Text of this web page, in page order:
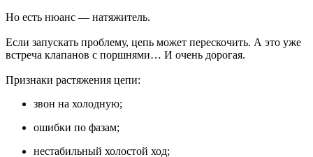
Но есть нюанс — натяжитель.
Если запускать проблему, цепь может перескочить. А это уже
встреча клапанов с поршнями… И очень дорогая.
Признаки растяжения цепи:
звон на холодную;
ошибки по фазам;
нестабильный холостой ход;